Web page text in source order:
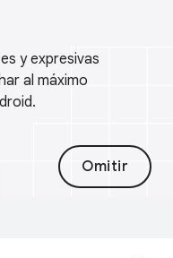
y expresivas
al máximo
Omitir